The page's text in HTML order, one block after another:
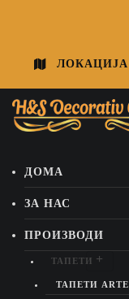
ЛОКАЦИЈА
ДОМА
ЗА НАС
ПРОИЗВОДИ
ТАПЕТИ
ТАПЕТИ ARTE